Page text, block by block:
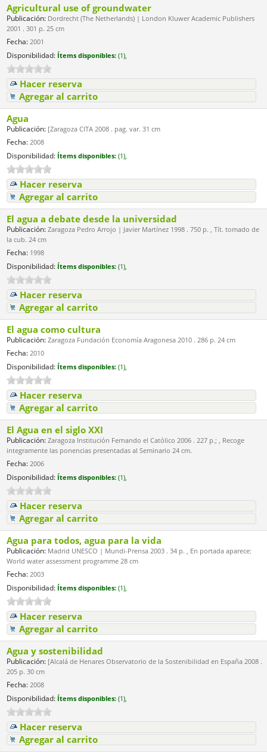
Agricultural use of groundwater
Publicación: Dordrecht (The Netherlands) | London Kluwer Academic Publishers
2001 . 301 p. 25 cm
Fecha: 2001
Disponibilidad: Ítems disponibles: (1),
Hacer reserva
Agregar al carrito
Agua
Publicación: [Zaragoza CITA 2008 . pag. var. 31 cm
Fecha: 2008
Disponibilidad: Ítems disponibles: (1),
Hacer reserva
Agregar al carrito
El agua a debate desde la universidad
Publicación: Zaragoza Pedro Arrojo | Javier Martínez 1998 . 750 p. , Tít. tomado de
la cub. 24 cm
Fecha: 1998
Disponibilidad: Ítems disponibles: (1),
Hacer reserva
Agregar al carrito
El agua como cultura
Publicación: Zaragoza Fundación Economía Aragonesa 2010 . 286 p. 24 cm
Fecha: 2010
Disponibilidad: Ítems disponibles: (1),
Hacer reserva
Agregar al carrito
El Agua en el siglo XXI
Publicación: Zaragoza Institución Fernando el Católico 2006 . 227 p.; , Recoge
integramente las ponencias presentadas al Seminario 24 cm.
Fecha: 2006
Disponibilidad: Ítems disponibles: (1),
Hacer reserva
Agregar al carrito
Agua para todos, agua para la vida
Publicación: Madrid UNESCO | Mundi-Prensa 2003 . 34 p. , En portada aparece:
World water assessment programme 28 cm
Fecha: 2003
Disponibilidad: Ítems disponibles: (1),
Hacer reserva
Agregar al carrito
Agua y sostenibilidad
Publicación: [Alcalá de Henares Observatorio de la Sostenibilidad en España 2008 .
205 p. 30 cm
Fecha: 2008
Disponibilidad: Ítems disponibles: (1),
Hacer reserva
Agregar al carrito